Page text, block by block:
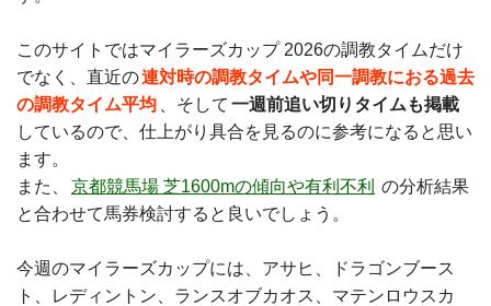
このサイトではマイラーズカップ 2026の調教タイムだけ
でなく、直近の連対時の調教タイムや同一調教におる過去
の調教タイム平均
、そして 一週前追い切りタイムも掲載
しているので、仕上がり具合を見るのに参考になると思い
ます。
また、
京都競馬場 芝1600mの傾向や有利不利 の分析結果
と合わせて馬券検討すると良いでしょう。
今週のマイラーズカップには、アサヒ、ドラゴンブース
ト、レディントン、ランスオブカオス、マテンロウスカ